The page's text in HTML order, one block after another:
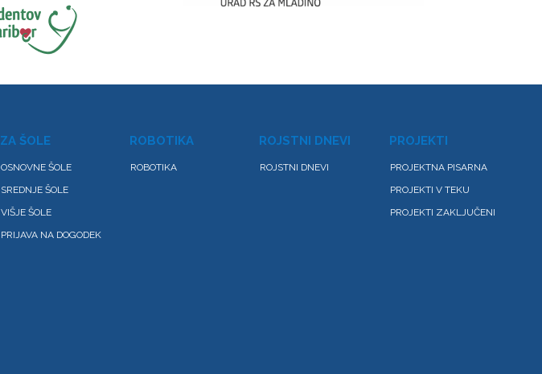
ZA ŠOLE
OSNOVNE ŠOLE
SREDNJE ŠOLE
VIŠJE ŠOLE
PRIJAVA NA DOGODEK
ROBOTIKA
ROBOTIKA
ROJSTNI DNEVI
ROJSTNI DNEVI
PROJEKTI
PROJEKTNA PISARNA
PROJEKTI V TEKU
PROJEKTI ZAKLJUČENI